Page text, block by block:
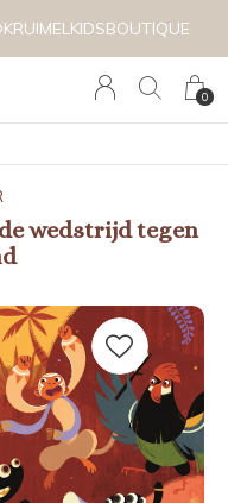
0
wedstrijd tegen